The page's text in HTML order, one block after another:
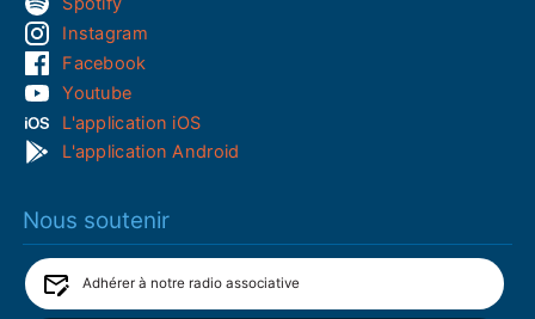
Instagram
Facebook
Youtube
L'application iOS
L'application Android
Nous soutenir
Adhérer à notre radio associative